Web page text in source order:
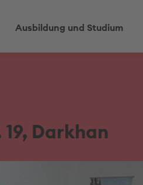
Ausbildung und Studium
Darkhan